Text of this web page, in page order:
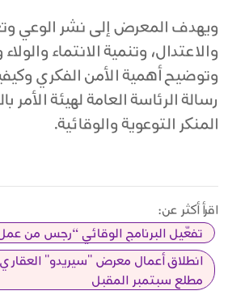
ويهدف المعرض إلى نشر الوعي
والاعتدال، وتنمية الانتماء
وتوضيح أهمية الأمن الفكري
رسالة الرئاسة العامة لهيئة
المنكر التوعوية والوقائية.
اقرأ أكثر عن:
تفعّيل البرنامج الوقائي “رجس من
انطلاق أعمال معرض "سيريدو"
مطلع سبتمبر المقبل